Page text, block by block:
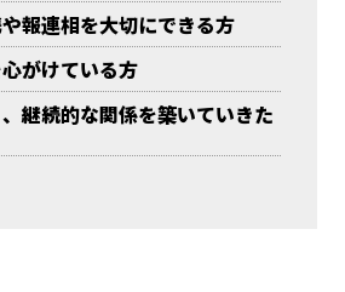
報連相を大切にできる方
がけている方
継続的な関係を築いていきた